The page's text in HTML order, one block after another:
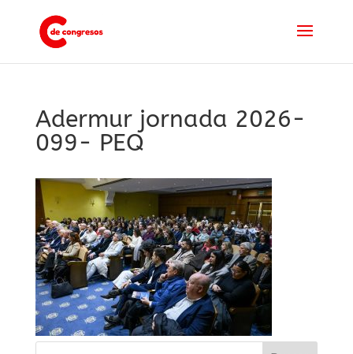
Adermur jornada 2026-
099- PEQ